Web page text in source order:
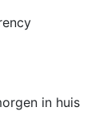
in huis